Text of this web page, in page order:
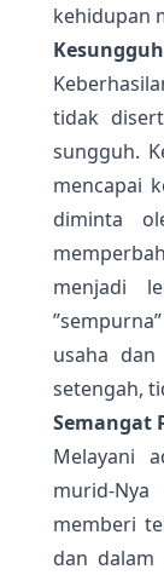
kehidupan
tidak
sungguh.
mencapai
diminta
menjadi
usaha
setengah,
Semangat
Melayani
murid-Nya
memberi
dan dalam